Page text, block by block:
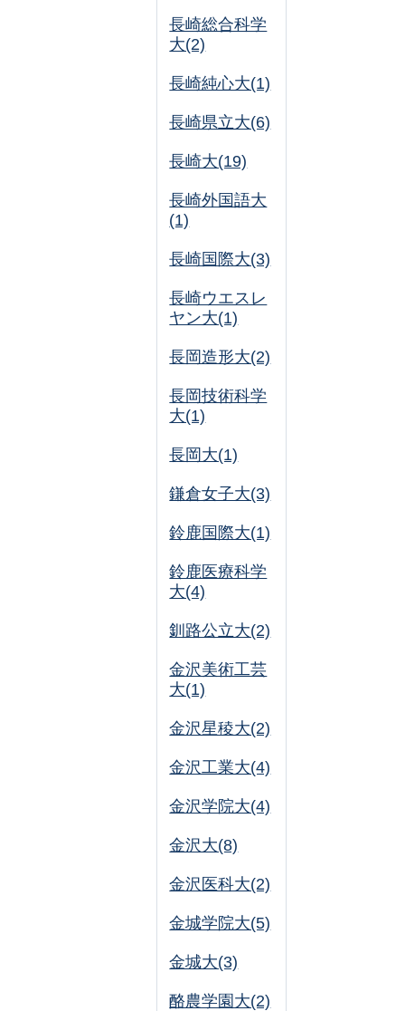
長崎総合科学
大(2)
長崎純心大(1)
長崎県立大(6)
長崎大(19)
長崎外国語大
(1)
長崎国際大(3)
長崎ウエスレ
ヤン大(1)
長岡造形大(2)
長岡技術科学
大(1)
長岡大(1)
鎌倉女子大(3)
鈴鹿国際大(1)
鈴鹿医療科学
大(4)
釧路公立大(2)
金沢美術工芸
大(1)
金沢星稜大(2)
金沢工業大(4)
金沢学院大(4)
金沢大(8)
金沢医科大(2)
金城学院大(5)
金城大(3)
酪農学園大(2)